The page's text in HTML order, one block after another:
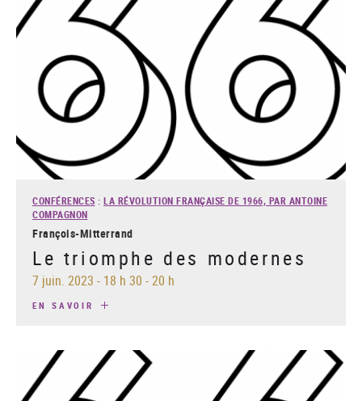
CONFÉRENCES : LA RÉVOLUTION FRANÇAISE DE 1966, PAR ANTOINE
COMPAGNON
François-Mitterrand
Le triomphe des modernes
7 juin. 2023 - 18 h 30 - 20 h
EN SAVOIR